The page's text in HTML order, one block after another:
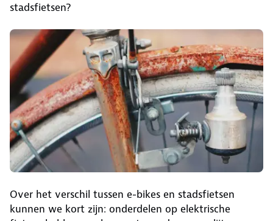
stadsfietsen?
Over het verschil tussen e-bikes en stadsfietsen
kunnen we kort zijn: onderdelen op elektrische